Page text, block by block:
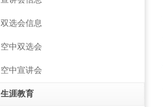
双选会信息
空中双选会
空中宣讲会
生涯教育